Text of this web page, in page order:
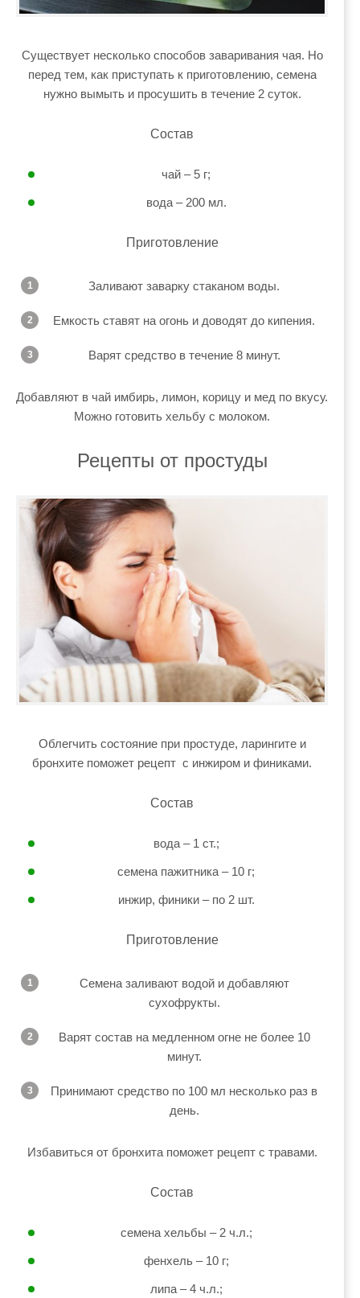
Существует несколько способов заваривания чая. Но
перед тем, как приступать к приготовлению, семена
нужно вымыть и просушить в течение 2 суток.
Состав
чай – 5 г;
вода – 200 мл.
Приготовление
Заливают заварку стаканом воды.
Емкость ставят на огонь и доводят до кипения.
Варят средство в течение 8 минут.
Добавляют в чай имбирь, лимон, корицу и мед по вкусу.
Можно готовить хельбу с молоком.
Рецепты от простуды
Облегчить состояние при простуде, ларингите и
бронхите поможет рецепт с инжиром и финиками.
Состав
вода – 1 ст.;
семена пажитника – 10 г;
инжир, финики – по 2 шт.
Приготовление
Семена заливают водой и добавляют
сухофрукты.
Варят состав на медленном огне не более 10
минут.
Принимают средство по 100 мл несколько раз в
день.
Избавиться от бронхита поможет рецепт с травами.
Состав
семена хельбы – 2 ч.л.;
фенхель – 10 г;
липа – 4 ч.л.;